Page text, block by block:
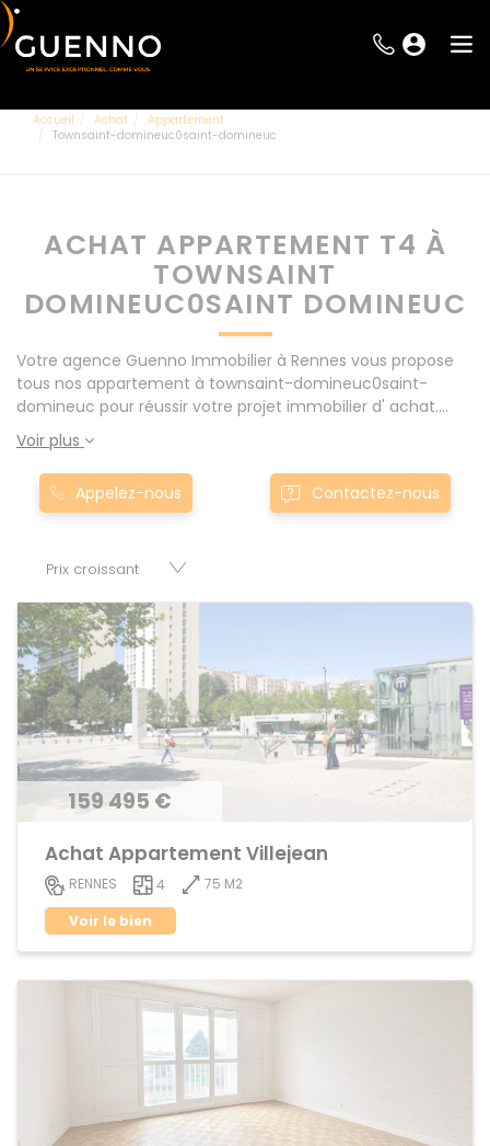
Accueil Achat
Appartement
Townsaint-domineuc0saint-domineuc
ACHAT APPARTEMENT T4 À
TOWNSAINT
DOMINEUC0SAINT DOMINEUC
Votre agence Guenno Immobilier à Rennes vous propose
tous nos appartement à townsaint-domineuc0saint-
domineuc pour réussir votre projet immobilier d' achat.
Consultez l'ensemble de nos offres à Rennes mais
également aux alentours : Le Rheu, Pacé, Montgermont...
Nos appartement T4 à townsaint-domineuc0saint-
domineuc sont proposés au meilleur prix du marché pour
cessions de baux, fonds de commerces, appartements,
Voir plus
Appelez-nous Contactez-nous
159 495 €
Achat Appartement Villejean
RENNES 4
75 M2
Voir le bien